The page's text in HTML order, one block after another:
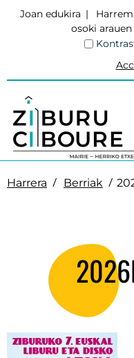
Joan edukira
osoki
Harrera Berriak